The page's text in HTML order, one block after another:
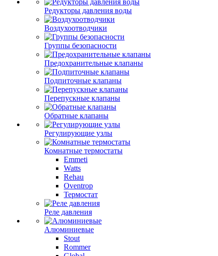
Редукторы давления воды
Воздухоотводчики
Группы безопасности
Предохранительные клапаны
Подпиточные клапаны
Перепускные клапаны
Обратные клапаны
Регулирующие узлы
Комнатные термостаты
Emmeti
Watts
Rehau
Oventrop
Термостат
Реле давления
Алюминиевые
Stout
Rommer